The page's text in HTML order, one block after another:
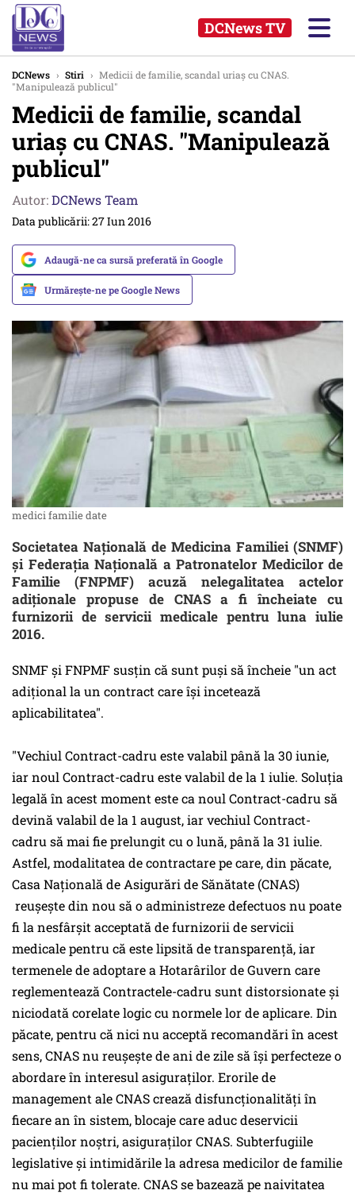
DCNews TV
DCNews › Stiri › Medicii de familie, scandal uriaș cu CNAS.
"Manipulează publicul"
Medicii de familie, scandal
uriaș cu CNAS. "Manipulează
publicul"
Autor:DCNews Team
Data publicării: 27 Iun 2016
Adaugă-ne ca sursă preferată în Google
Urmărește-ne pe Google News
medici familie date
Societatea Națională de Medicina Familiei (SNMF)
și Federaţia Naţională a Patronatelor Medicilor de
Familie (FNPMF) acuză nelegalitatea actelor
adiționale propuse de CNAS a fi încheiate cu
furnizorii de servicii medicale pentru luna iulie
2016.
SNMF și FNPMF susțin că sunt puși să încheie "un act
adițional la un contract care își incetează
aplicabilitatea".
"Vechiul Contract-cadru este valabil până la 30 iunie,
iar noul Contract-cadru este valabil de la 1 iulie. Soluția
legală în acest moment este ca noul Contract-cadru să
devină valabil de la 1 august, iar vechiul Contract-
cadru să mai fie prelungit cu o lună, până la 31 iulie.
Astfel, modalitatea de contractare pe care, din păcate,
Casa Națională de Asigurări de Sănătate (CNAS)
reușește din nou să o administreze defectuos nu poate
fi la nesfârșit acceptată de furnizorii de servicii
medicale pentru că este lipsită de transparență, iar
termenele de adoptare a Hotarârilor de Guvern care
reglementează Contractele-cadru sunt distorsionate și
niciodată corelate logic cu normele lor de aplicare. Din
păcate, pentru că nici nu acceptă recomandări în acest
sens, CNAS nu reușește de ani de zile să își perfecteze o
abordare în interesul asiguraților. Erorile de
management ale CNAS crează disfuncționalități în
fiecare an în sistem, blocaje care aduc deservicii
pacienților noștri, asiguraților CNAS. Subterfugiile
legislative și intimidările la adresa medicilor de familie
nu mai pot fi tolerate. CNAS se bazează pe naivitatea